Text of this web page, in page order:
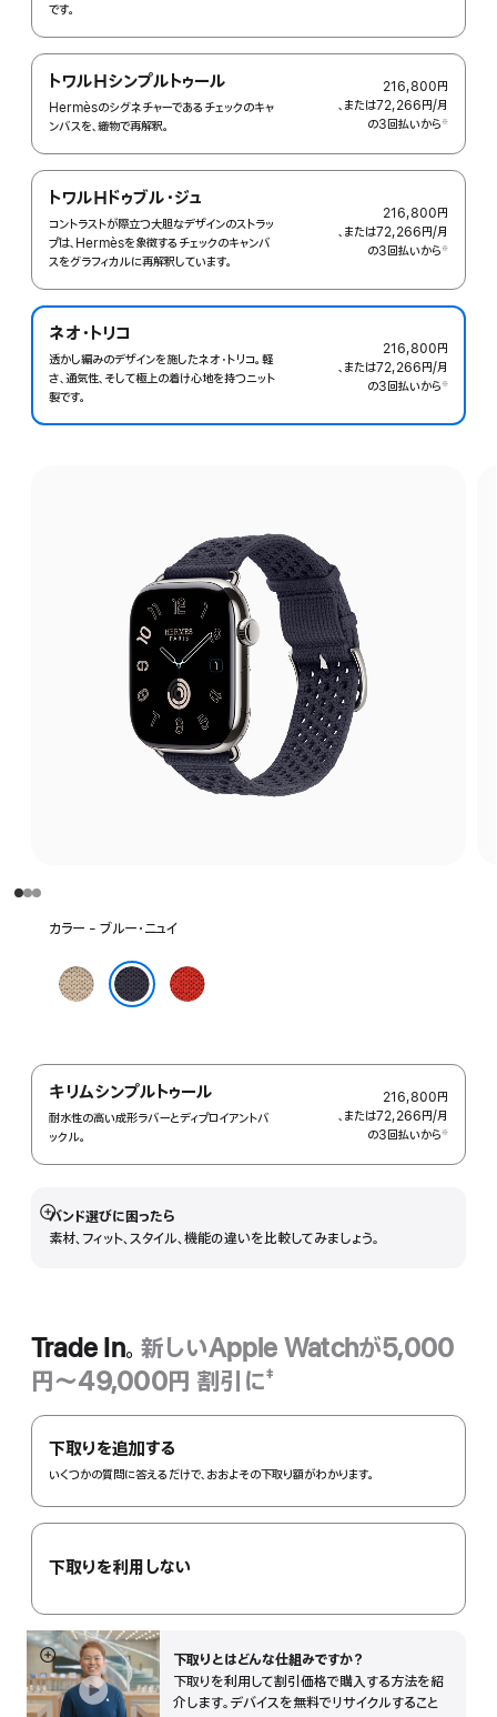
です。
トワルHシンプルトゥール
Hermèsのシグネチャーであるチェックのキャ
ンバスを、織物で再解釈。
216,800円
、または72,266円/月
の3回払いから ※
トワルHドゥブル・ジュ
コントラストが際立つ大胆なデザインのストラッ
プは、Hermèsを象徴するチェックのキャンバ
スをグラフィカルに再解釈しています。
216,800円
、または72,266円/月
の3回払いから ※
ネオ・トリコ
透かし編みのデザインを施したネオ・トリコ。軽
さ、通気性、そして極上の着け心地を持つニット
製です。
216,800円
、または72,266円/月
の3回払いから ※
カ
を
カラー - ブルー・ニュイ
ア
ル
カ
ピ
ー
キリムシンプルトゥール
耐水性の高い成形ラバーとディプロイアントバ
ックル。
216,800円
、または72,266円/月
の3回払いから ※
バンド選びに困ったら
素材、フィット、スタイル、機能の違いを比較してみましょう。
詳
細
Trade In。 新しいApple Watchが5,000
円〜49,000円 割引に
注
‡
Trade
In。
下取りを追加する
いくつかの質問に答えるだけで、おおよその下取り額がわかります。
下取りを利用しない
下取りとはどんな仕組みで⁠すか？
下取りを利用して割引価格で購入する方法を紹
介します。デバイスを無料でリサイクルすること
詳
細
を